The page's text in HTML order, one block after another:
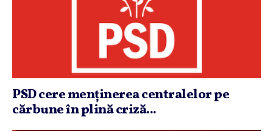
PSD cere menţinerea centralelor pe
cărbune în plină criză...